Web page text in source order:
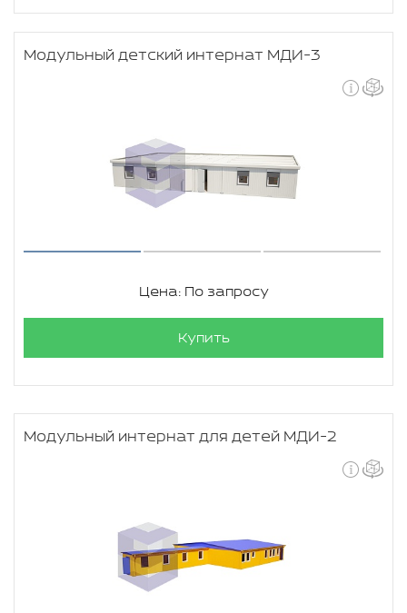
Модульный детский интернат МДИ-3
Цена: По запросу
Купить
Модульный интернат для детей МДИ-2